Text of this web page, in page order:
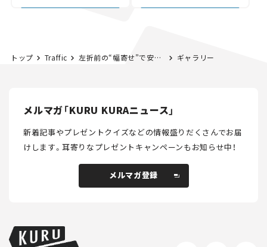
トップ Traffic 左折前の“幅寄せ”で安全性がアップ！｜長山先生の「危険予知」よもやま話 第28回（前編） ギャラリー
メルマガ「KURU KURAニュース」
新着記事やプレゼントクイズなどの情報盛りだくさんでお届
けします。耳寄りなプレゼントキャンペーンもお知らせ中！
メルマガ登録